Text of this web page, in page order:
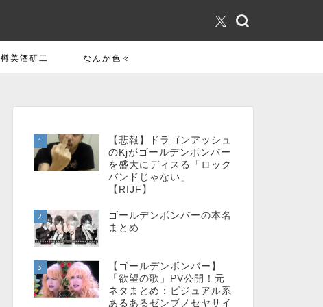
樽美酒研二 なんか色々
1
【悲報】ドラゴンアッシュ
のKjがゴールデンボンバー
を盛大にディスる「ロック
バンドじゃない」
【RIJF】
2
ゴールデンボンバーの本名
まとめ
3
【ゴールデンボンバー】
「欲望の歌」PV公開！元
ネタまとめ：ビジュアル系
あるあるゼンブノセヤサイ